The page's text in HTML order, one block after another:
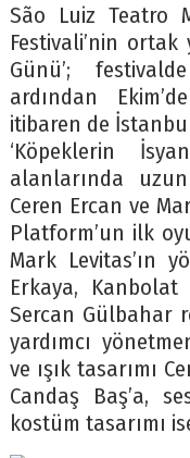
São Luiz Teatro
Festivali’nin ortak
Günü’;
ardından
itibaren de
‘Köpeklerin
alanlarında
Ceren Ercan ve
Platform’un ilk
Mark Levitas’ın
Erkaya,
Sercan Gülbahar
yardımcı
ve ışık tasarımı
Candaş Baş’a,
kostüm tasarımı